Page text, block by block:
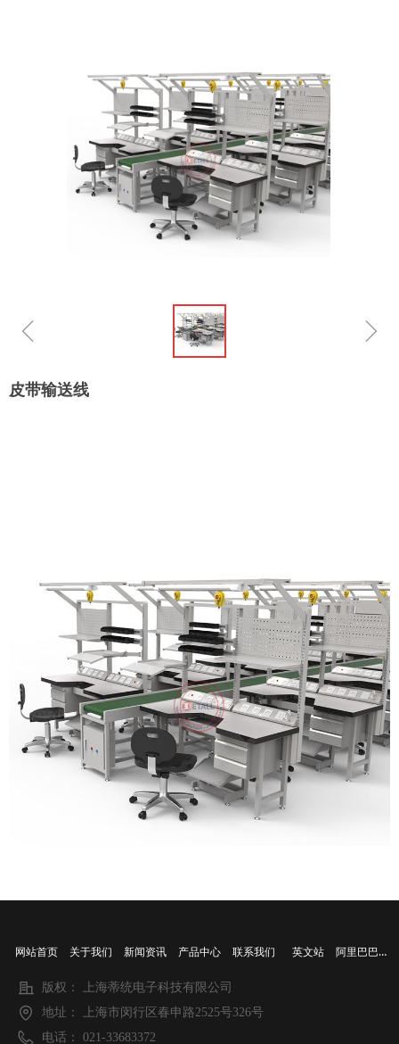
ꁆ ꁇ
皮带输送线
版权：
上海蒂统电子科技有限公司
地址：
上海市闵行区春申路2525号326号
电话：
021-33683372
网站首页 关于我们 新闻资讯 产品中心 联系我们 英文站 阿里巴巴店铺